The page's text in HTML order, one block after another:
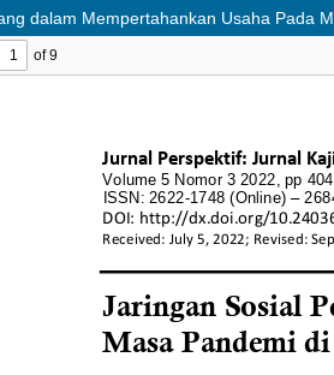
dalam Mempertahankan Usaha Pada